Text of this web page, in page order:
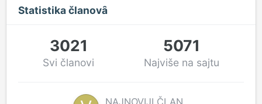
Statistika članovȃ
3021
Svi članovi
5071
Najviše na sajtu